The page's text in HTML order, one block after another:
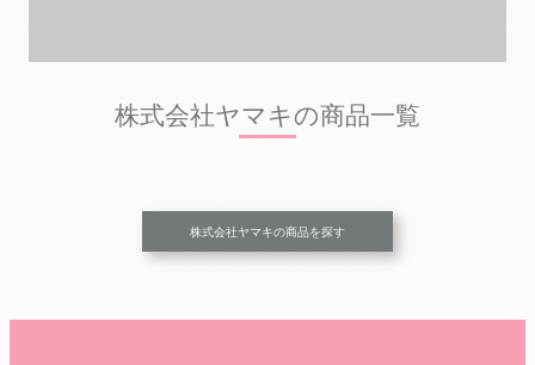
株式会社ヤマキの商品一覧
株式会社ヤマキの商品を探す